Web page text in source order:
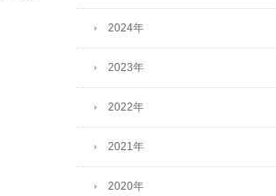
2024年
2023年
2022年
2021年
2020年